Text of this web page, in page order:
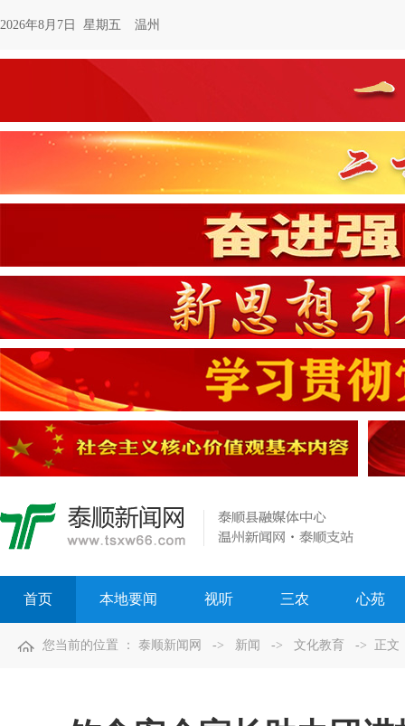
2026年8月7日 星期五 温州
首页 本地要闻 视听 三农 心苑
您当前的位置 ： 泰顺新闻网 -> 新闻 -> 文化教育 -> 正文